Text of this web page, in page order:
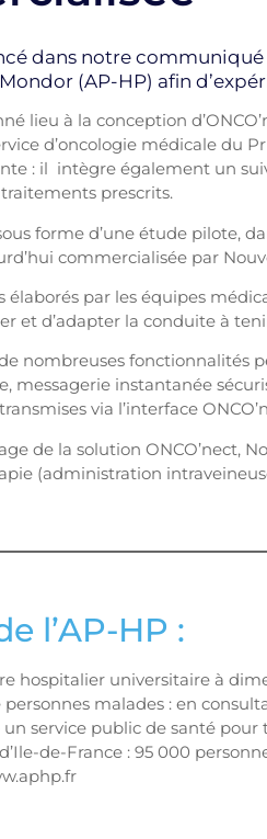
dans notre
(AP-HP) afin
lieu à la conception
d’oncologie médicale du
: il intègre également un
prescrits.
forme d’une étude pilote,
commercialisée par
élaborés par les équipes
et d’adapter la conduite à
de nombreuses
messagerie instantanée
via l’interface
de la solution ONCO’nect,
(administration
l’AP-HP :
hospitalier universitaire à
personnes malades : en
service public de santé
de-France : 95 000